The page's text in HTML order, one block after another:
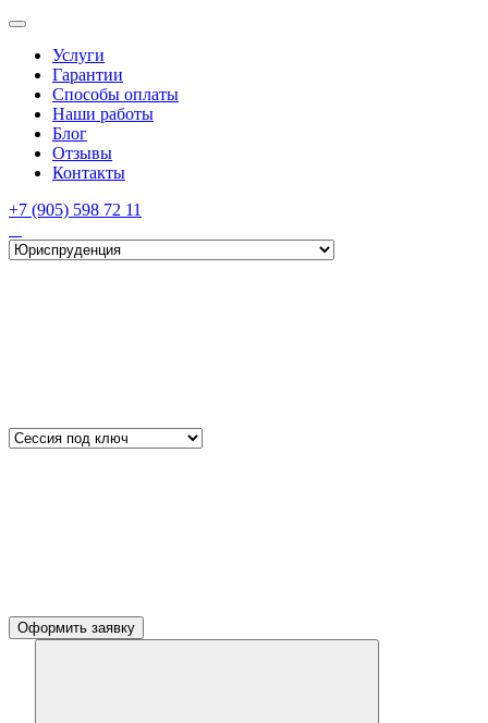
Услуги
Гарантии
Способы оплаты
Наши работы
Блог
Отзывы
Контакты
+7 (905) 598 72 11
Оформить заявку